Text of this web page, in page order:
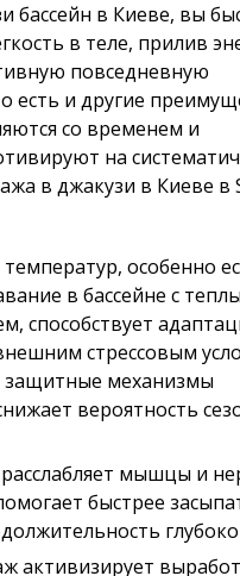
бассейн в Киеве, вы
в теле, прилив
повседневную
есть и другие
со временем и
на
в джакузи в Киеве в
особенно
в бассейне с
способствует
стрессовым
защитные механизмы
вероятность
мышцы и
быстрее
активизирует